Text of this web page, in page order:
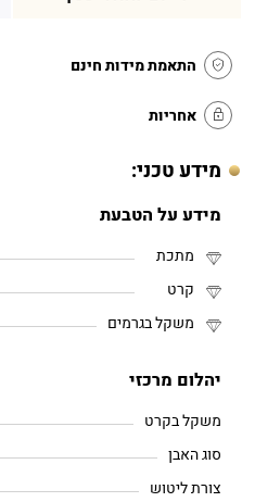
התאמת מידות חינם
אחריות
מידע טכני:
מידע על הטבעת
מתכת
קרט
משקל בגרמים
יהלום מרכזי
משקל בקרט
סוג האבן
צורת ליטוש